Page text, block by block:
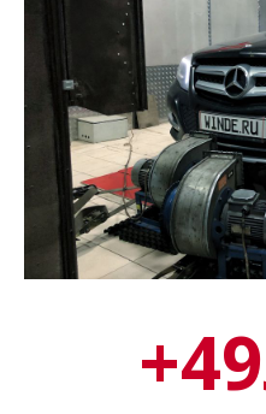
+49